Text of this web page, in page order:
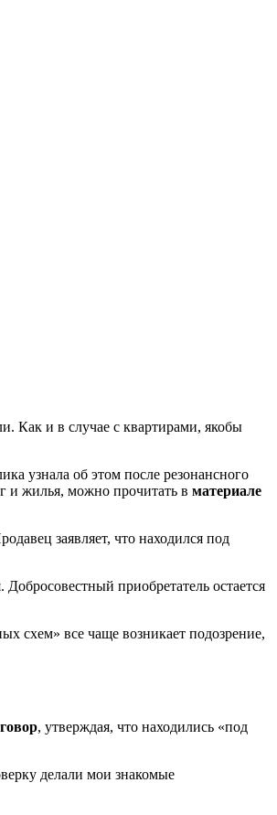
Как и в случае с квартирами, якобы
узнала об этом после резонансного
и жилья, можно прочитать в материале
заявляет, что находился под
приобретатель остается
схем» все чаще возникает подозрение,
, утверждая, что находились «под
делали мои знакомые